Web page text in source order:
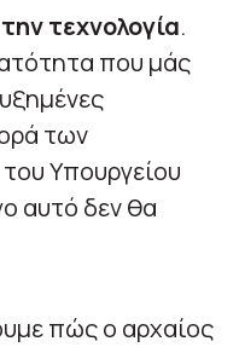
τεχνολογία.
που μάς
των
Υπουργείου
αυτό δεν θα
πώς ο αρχαίος